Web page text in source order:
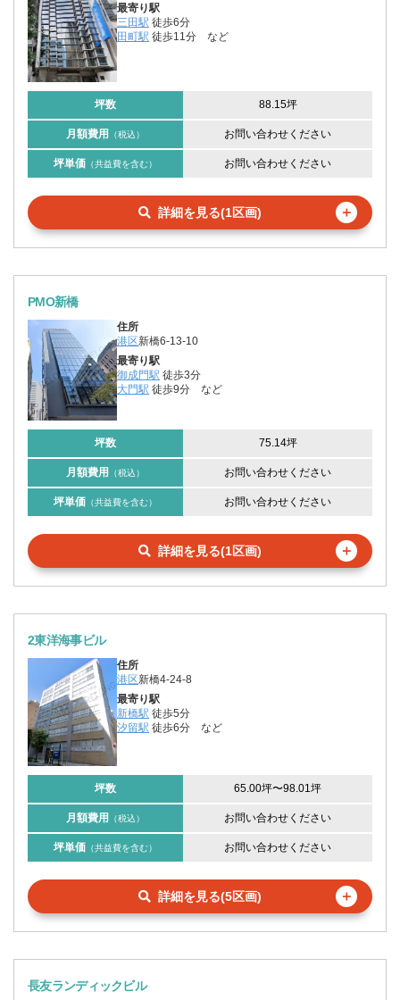
最寄り駅
三田駅 徒歩6分
田町駅 徒歩11分 など
坪数 88.15坪
月額費用 （税込） お問い合わせください
坪単価 （共益費を含む） お問い合わせください
詳細を見る(1区画) ＋
PMO新橋
住所
港区新橋6-13-10
最寄り駅
御成門駅 徒歩3分
大門駅 徒歩9分 など
坪数 75.14坪
月額費用 （税込） お問い合わせください
坪単価 （共益費を含む） お問い合わせください
詳細を見る(1区画) ＋
2東洋海事ビル
住所
港区新橋4-24-8
最寄り駅
新橋駅 徒歩5分
汐留駅 徒歩6分 など
坪数 65.00坪〜98.01坪
月額費用 （税込） お問い合わせください
坪単価 （共益費を含む） お問い合わせください
詳細を見る(5区画) ＋
長友ランディックビル